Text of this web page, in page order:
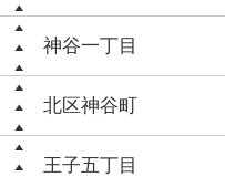
神谷一丁目
北区神谷町
王子五丁目